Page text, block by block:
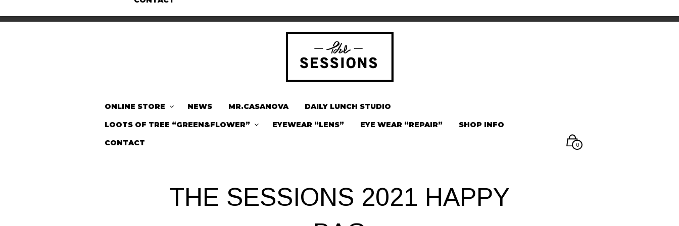
ONLINE STORE NEWS MR.CASANOVA
DAILY LUNCH STUDIO
LOOTS OF TREE “GREEN&FLOWER”
EYEWEAR “LENS” EYE WEAR “REPAIR”
SHOP INFO
CONTACT
0
THE SESSIONS 2021 HAPPY